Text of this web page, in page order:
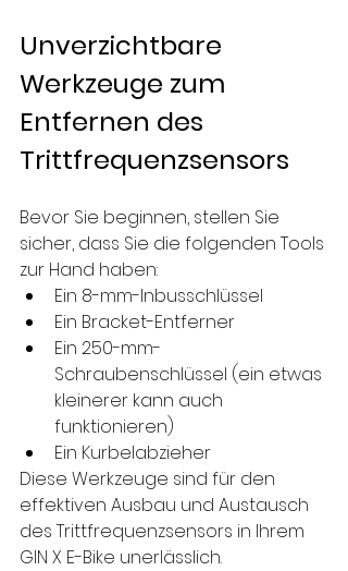
Unverzichtbare
Werkzeuge zum
Entfernen des
Trittfrequenzsensors
Bevor Sie beginnen, stellen Sie
sicher, dass Sie die folgenden Tools
zur Hand haben:
Ein 8-mm-Inbusschlüssel
Ein Bracket-Entferner
Ein 250-mm-
Schraubenschlüssel (ein etwas
kleinerer kann auch
funktionieren)
Ein Kurbelabzieher
Diese Werkzeuge sind für den
effektiven Ausbau und Austausch
des Trittfrequenzsensors in Ihrem
GIN X E-Bike unerlässlich.